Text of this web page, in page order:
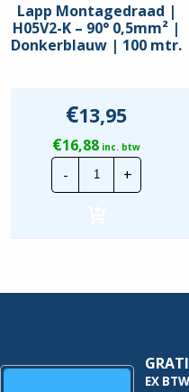
Lapp Montagedraad |
H05V2-K – 90° 0,5mm² |
Donkerblauw | 100 mtr.
€13,95
€16,88 inc. btw
-
Lapp
Montagedraad
|
Donkerblauw
+
EX